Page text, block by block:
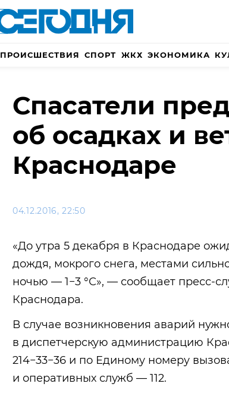
ПРОИСШЕСТВИЯ СПОРТ ЖКХ ЭКОНОМИКА
Спасатели
об осадках и
Краснодаре
04.12.2016, 22:50
«До утра 5 декабря в Краснодаре
дождя, мокрого снега, местами
ночью — 1−3 °С», — сообщает пресс-
Краснодара.
В случае возникновения аварий
в диспетчерскую администрацию
214−33−36 и по Единому номеру
и оперативных служб — 112.